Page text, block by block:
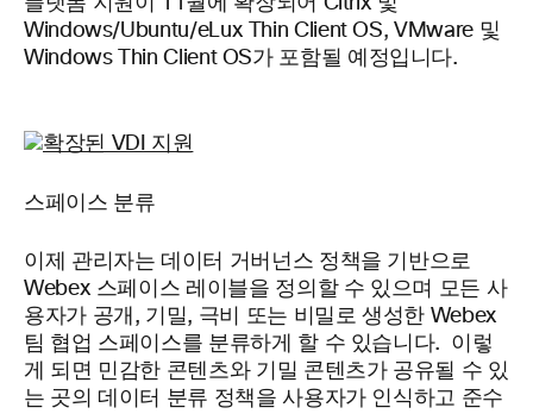
Windows/Ubuntu/eLux Thin Client OS, VMware 및
Windows Thin Client OS가 포함될 예정입니다.
스페이스 분류
이제 관리자는 데이터 거버넌스 정책을 기반으로
Webex 스페이스 레이블을 정의할 수 있으며 모든 사
용자가 공개, 기밀, 극비 또는 비밀로 생성한 Webex
팀 협업 스페이스를 분류하게 할 수 있습니다. 이렇
게 되면 민감한 콘텐츠와 기밀 콘텐츠가 공유될 수 있
는 곳의 데이터 분류 정책을 사용자가 인식하고 준수